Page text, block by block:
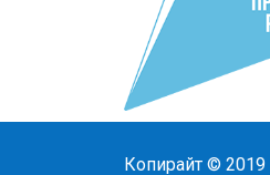
Копирайт © 2019